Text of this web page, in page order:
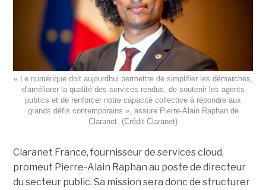
« Le numérique doit aujourdhui permettre de simplifier les démarches,
d'améliorer la qualité des services rendus, de soutenir les agents
publics et de renforcer notre capacité collective à répondre aux
grands défis contemporains », assure Pierre-Alain Raphan de
Claranet. (Crédit Claranet)
Claranet France, fournisseur de services cloud,
promeut Pierre-Alain Raphan au poste de directeur
du secteur public. Sa mission sera donc de structurer